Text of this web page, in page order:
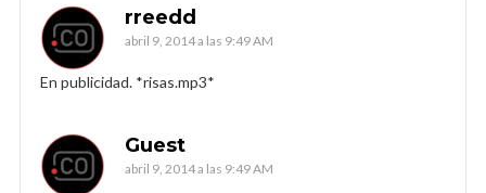
rreedd
abril 9, 2014 a las 9:49 AM
En publicidad. *risas.mp3*
Guest
abril 9, 2014 a las 9:49 AM